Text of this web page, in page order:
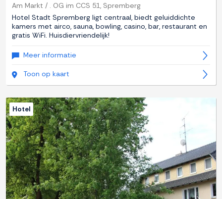
Am Markt / . OG im CCS 51, Spremberg
Hotel Stadt Spremberg ligt centraal, biedt geluiddichte
kamers met airco, sauna, bowling, casino, bar, restaurant en
gratis WiFi. Huisdiervriendelijk!
Meer informatie
Toon op kaart
Hotel